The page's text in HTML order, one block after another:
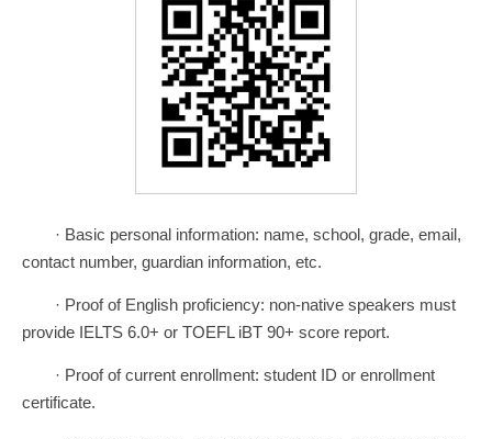
· Basic personal information: name, school, grade, email,
contact number, guardian information, etc.
· Proof of English proficiency: non-native speakers must
provide IELTS 6.0+ or TOEFL iBT 90+ score report.
· Proof of current enrollment: student ID or enrollment
certificate.